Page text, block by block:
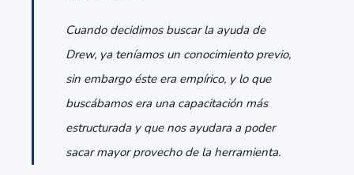
Cuando decidimos buscar la ayuda de
Drew, ya teníamos un conocimiento previo,
sin embargo éste era empírico, y lo que
buscábamos era una capacitación más
estructurada y que nos ayudara a poder
sacar mayor provecho de la herramienta.